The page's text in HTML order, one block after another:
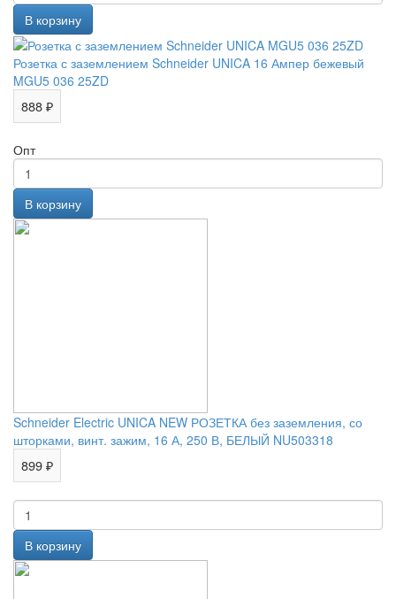
Розетка с заземлением Schneider UNICA 16 Ампер бежевый
MGU5 036 25ZD
888 ₽
Опт
Schneider Electric UNICA NEW РОЗЕТКА без заземления, со
шторками, винт. зажим, 16 А, 250 В, БЕЛЫЙ NU503318
899 ₽